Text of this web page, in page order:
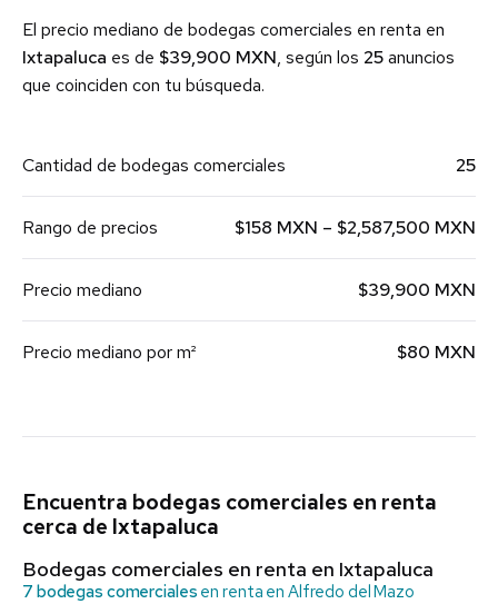
El precio mediano de bodegas comerciales en renta en
Ixtapaluca es de $39,900 MXN, según los 25anuncios
que coinciden con tu búsqueda.
Cantidad de bodegas comerciales 25
Rango de precios $158 MXN – $2,587,500 MXN
Precio mediano $39,900 MXN
Precio mediano por m² $80 MXN
Encuentra bodegas comerciales en renta
cerca de Ixtapaluca
Bodegas comerciales en renta en Ixtapaluca
7 bodegas comerciales en renta en Alfredo del Mazo